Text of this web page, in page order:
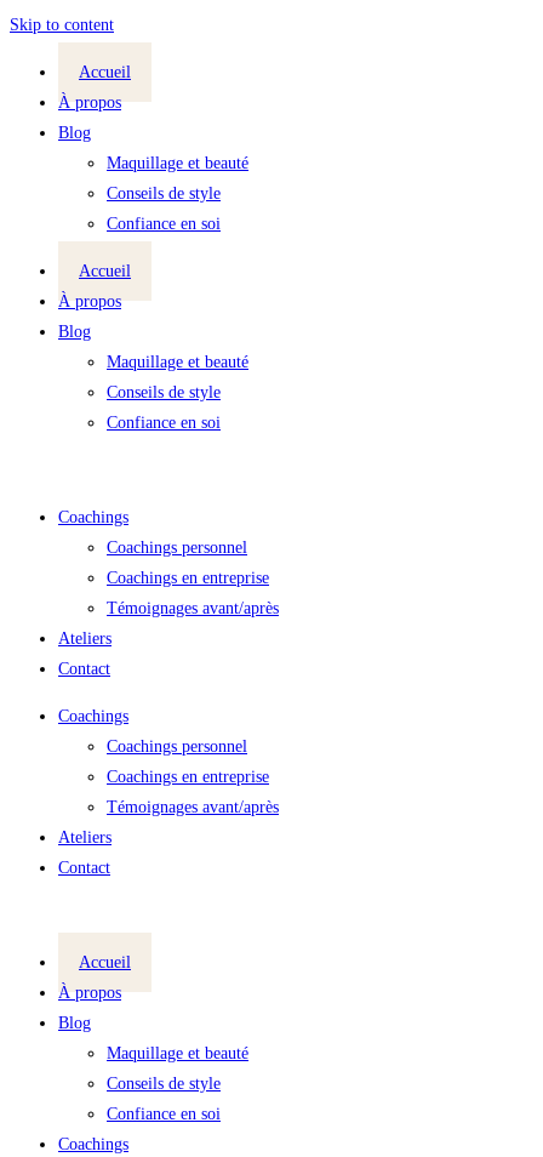
Skip to content
Accueil
À propos
Blog
Maquillage et beauté
Conseils de style
Confiance en soi
Accueil
À propos
Blog
Maquillage et beauté
Conseils de style
Confiance en soi
Coachings
Coachings personnel
Coachings en entreprise
Témoignages avant/après
Ateliers
Contact
Coachings
Coachings personnel
Coachings en entreprise
Témoignages avant/après
Ateliers
Contact
Accueil
À propos
Blog
Maquillage et beauté
Conseils de style
Confiance en soi
Coachings